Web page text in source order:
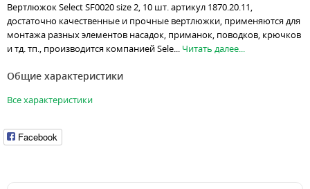
Вертлюжок Select SF0020 size 2, 10 шт. артикул 1870.20.11,
достаточно качественные и прочные вертлюжки, применяются для
монтажа разных элементов насадок, приманок, поводков, крючков
и тд. тп., производится компанией Sele... Читать далее...
Общие характеристики
Все характеристики
Facebook